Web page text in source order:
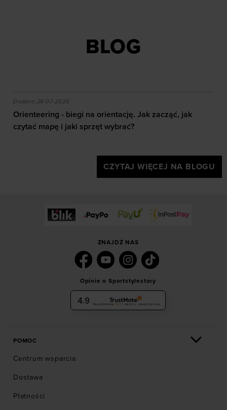
BLOG
efekty daje trening?
Orienteering - biegi na orientację. Jak zacząć, jak
Dodano:28-07-2026
Orienteering - biegi na orientację. Jak zacząć, jak
czytać mapę i jaki sprzęt wybrać?
CZYTAJ WIĘCEJ NA BLOGU
ZNAJDŹ NAS
Opinie o Sportstylestory
4.9 Na podstawie 6036 opinii z całego okresu
POMOC
Centrum wsparcia
Dostawa
Płatności